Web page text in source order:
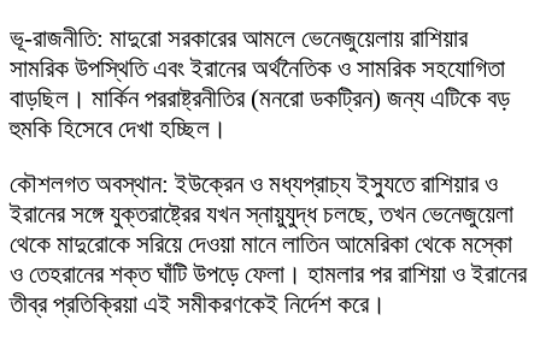
ভূ-রাজনীতি: মাদুরো সরকারের আমলে ভেনেজুয়েলায় রাশিয়ার
সামরিক উপস্থিতি এবং ইরানের অর্থনৈতিক ও সামরিক সহযোগিতা
বাড়ছিল। মার্কিন পররাষ্ট্রনীতির (মনরো ডকট্রিন) জন্য এটিকে বড়
হুমকি হিসেবে দেখা হচ্ছিল।
কৌশলগত অবস্থান: ইউক্রেন ও মধ্যপ্রাচ্য ইস্যুতে রাশিয়ার ও
ইরানের সঙ্গে যুক্তরাষ্ট্রের যখন স্নায়ুযুদ্ধ চলছে, তখন ভেনেজুয়েলা
থেকে মাদুরোকে সরিয়ে দেওয়া মানে লাতিন আমেরিকা থেকে মস্কো
ও তেহরানের শক্ত ঘাঁটি উপড়ে ফেলা। হামলার পর রাশিয়া ও ইরানের
তীব্র প্রতিক্রিয়া এই সমীকরণকেই নির্দেশ করে।